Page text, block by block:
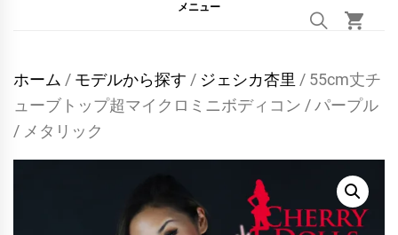
メニュー
ホーム / モデルから探す / ジェシカ杏里 / 55cm丈チ
ューブトップ超マイクロミニボディコン / パープル
/ メタリック